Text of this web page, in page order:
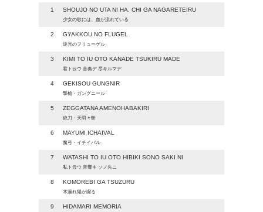
1 SHOUJO NO UTA NI HA. CHI GA NAGARETEIRU
少女の歌には、血が流れている
2 GYAKKOU NO FLUGEL
逆光のフリューゲル
3 KIMI TO IU OTO KANADE TSUKIRU MADE
君ト云ウ 音奏デ 尽キルマデ
4 GEKISOU GUNGNIR
撃槍・ガングニール
5 ZEGGATANA AMENOHABAKIRI
絶刀・天羽々斬
6 MAYUMI ICHAIVAL
魔弓・イチイバル
7 WATASHI TO IU OTO HIBIKI SONO SAKI NI
私ト云ウ 音響キ ソノ先ニ
8 KOMOREBI GA TSUZURU
木漏れ陽が綴る
9 HIDAMARI MEMORIA